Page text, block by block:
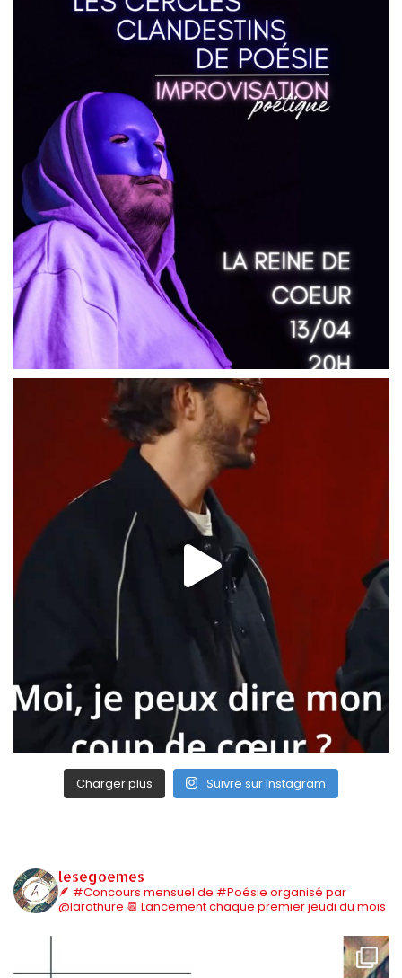
Charger plus Suivre sur Instagram
lesegoemes
🪶 #Concours mensuel de #Poésie organisé par
@larathure 📆 Lancement chaque premier jeudi du mois